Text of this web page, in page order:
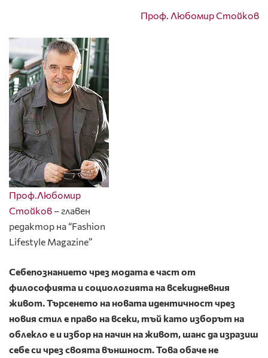
Проф. Любомир Стойков
Проф.Любомир
Стойков – главен
редактор на “Fashion
Lifestyle Magazine”
Себепознанието чрез модата е част от
философията и социологията на всекидневния
живот. Търсенето на новата идентичност чрез
новия стил е право на всеки, тъй като изборът на
облекло е и избор на начин на живот, шанс да изразиш
себе си чрез своята външност. Това обаче не